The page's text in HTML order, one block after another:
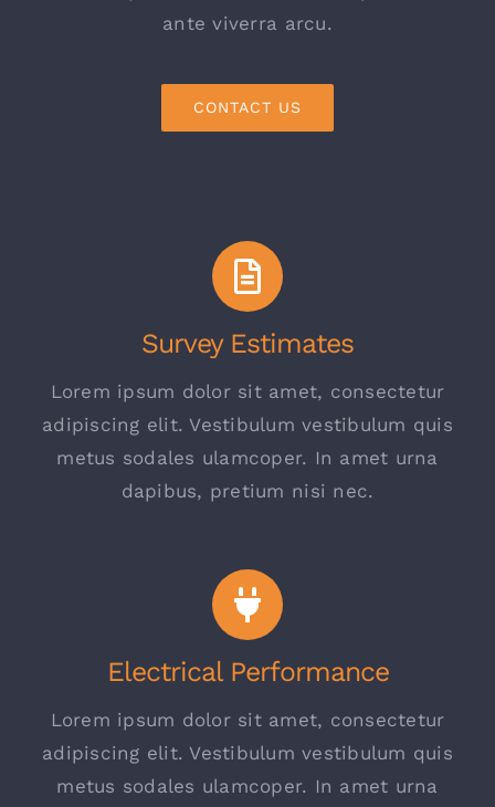
ante viverra arcu.
CONTACT US
Survey Estimates
Lorem ipsum dolor sit amet, consectetur
adipiscing elit. Vestibulum vestibulum quis
metus sodales ulamcoper. In amet urna
dapibus, pretium nisi nec.
Electrical Performance
Lorem ipsum dolor sit amet, consectetur
adipiscing elit. Vestibulum vestibulum quis
metus sodales ulamcoper. In amet urna